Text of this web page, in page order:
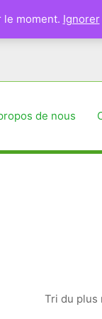
le moment. Ignorer
de nous